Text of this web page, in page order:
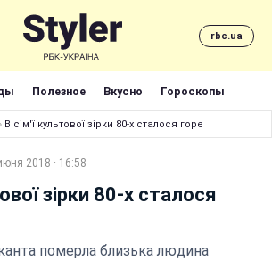
rbc.ua
Полезное Вкусно Гороскопы
› В сім'ї культової зірки 80-х сталося горе
2018 · 16:58
зірки 80-х сталося
померла близька людина